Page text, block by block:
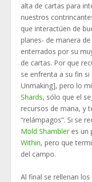
alta de cartas para
nuestros
que interactúen de
planes- de manera
enterrados por su
de cartas. Por que
se enfrenta a su fin si
Unmaking], pero lo
Shards, sólo que el
recursos de mana, y
“relámpagos”. Si se
Mold Shambler es un
Within, pero que
del campo.
Al final se rellenan